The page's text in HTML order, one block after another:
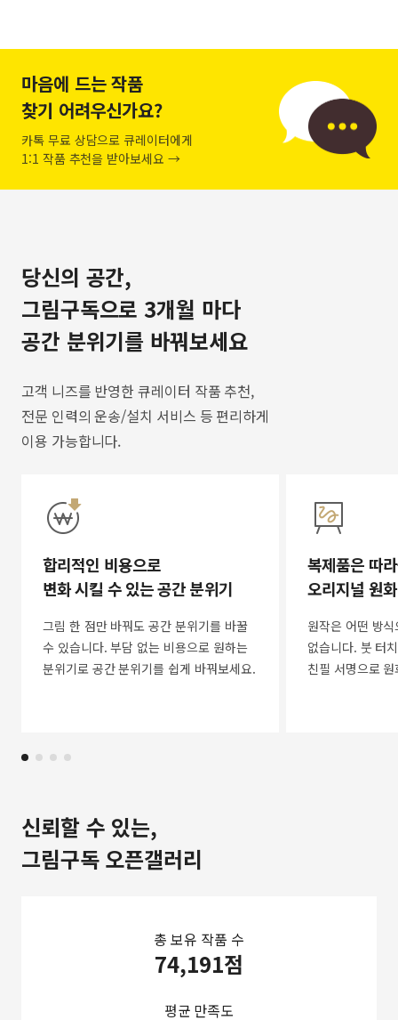
마음에 드는 작품
찾기 어려우신가요?
카톡 무료 상담으로 큐레이터에게
1:1 작품 추천을 받아보세요 →
당신의 공간,
그림구독으로 3개월 마다
공간 분위기를 바꿔보세요
고객 니즈를 반영한 큐레이터 작품 추천,
전문 인력의 운송/설치 서비스 등 편리하게
이용 가능합니다.
합리적인 비용으로
변화 시킬 수 있는 공간 분위기
그림 한 점만 바꿔도 공간 분위기를 바꿀
수 있습니다. 부담 없는 비용으로 원하는
분위기로 공간 분위기를 쉽게 바꿔보세요.
복제품은 따
오리지널 원
원작은 어떤 방
없습니다. 붓 터
친필 서명으로
신뢰할 수 있는,
그림구독 오픈갤러리
총 보유 작품 수
74,191점
평균 만족도